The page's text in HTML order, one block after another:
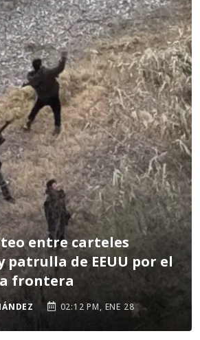
entre carteles
patrulla de EEUU por el
frontera
02:12 PM, ENE 28